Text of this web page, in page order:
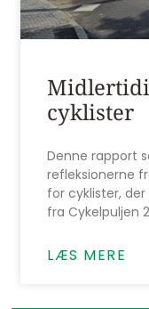
cyklister
Denne rapport
refleksionerne
for cyklister,
fra Cykelpuljen
LÆS MERE